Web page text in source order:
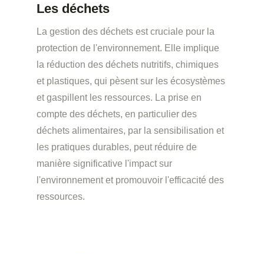
Les déchets
La gestion des déchets est cruciale pour la
protection de l'environnement. Elle implique
la réduction des déchets nutritifs, chimiques
et plastiques, qui pèsent sur les écosystèmes
et gaspillent les ressources. La prise en
compte des déchets, en particulier des
déchets alimentaires, par la sensibilisation et
les pratiques durables, peut réduire de
manière significative l'impact sur
l'environnement et promouvoir l'efficacité des
ressources.